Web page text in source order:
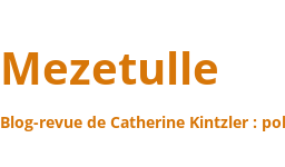
Mezetulle
Blog-revue de Catherine Kintzler :